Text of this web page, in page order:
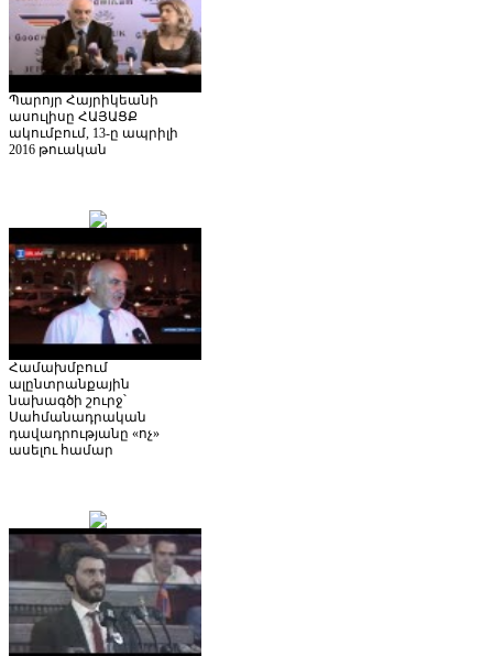
Պարոյր Հայրիկեանի
ասուլիսը ՀԱՅԱՑՔ
ակումբում, 13-ը ապրիլի
2016 թուական
Համախմբում
ալընտրանքային
նախագծի շուրջ՝
Սահմանադրական
դավադրությանը «ոչ»
ասելու համար